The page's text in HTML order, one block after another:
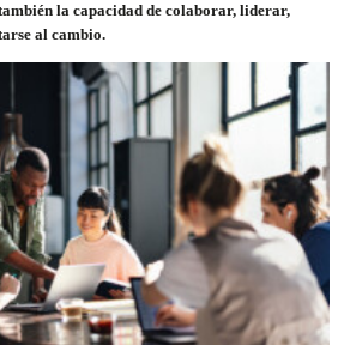
la capacidad de colaborar, liderar,
al cambio.